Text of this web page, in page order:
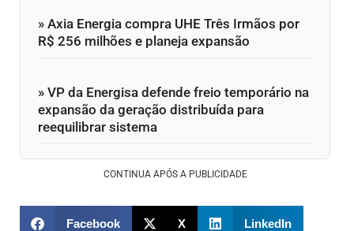
» Axia Energia compra UHE Três Irmãos por
R$ 256 milhões e planeja expansão
» VP da Energisa defende freio temporário na
expansão da geração distribuída para
reequilibrar sistema
CONTINUA APÓS A PUBLICIDADE
Facebook X LinkedIn